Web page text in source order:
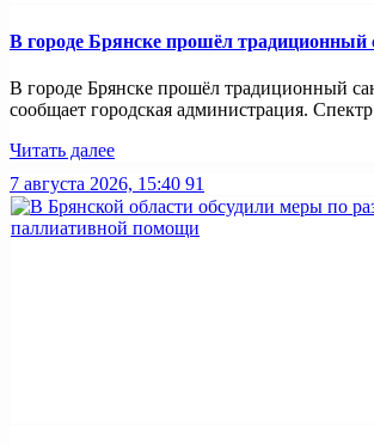
В городе Брянске прошёл традиционный
В городе Брянске прошёл традиционный
сообщает городская администрация.
Читать далее
7 августа 2026, 15:40 91